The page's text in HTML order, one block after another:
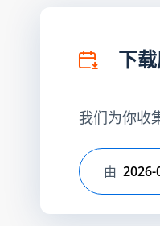
下
我们为你收
选择开始
由